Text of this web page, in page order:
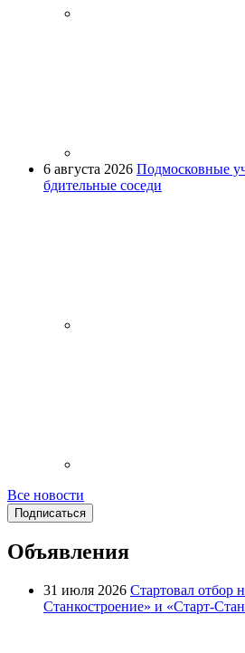
6 августа 2026 Подмосковные
бдительные соседи
Все новости
Подписаться
Объявления
31 июля 2026 Стартовал отбор
Станкостроение» и «Старт-